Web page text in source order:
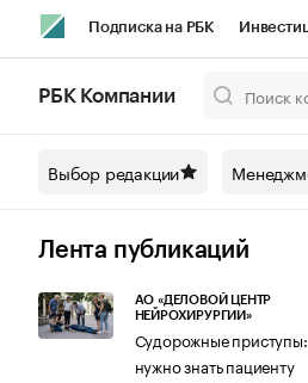
Подписка на РБК
Спецпроекты СПб
Технологии и медиа
РБК Компании
Выбор редакции
Лента публикаций
АО «ДЕЛОВОЙ ЦЕНТР
НЕЙРОХИРУРГИИ»
Судорожные
нужно знать пациенту